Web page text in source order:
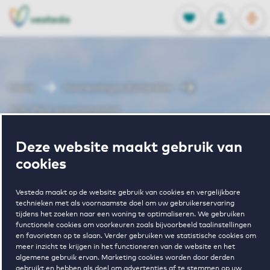
Deze website maakt gebruik van
cookies
Vesteda maakt op de website gebruik van cookies en vergelijkbare
technieken met als voornaamste doel om uw gebruikerservaring
tijdens het zoeken naar een woning te optimaliseren. We gebruiken
functionele cookies om voorkeuren zoals bijvoorbeeld taalinstellingen
en favorieten op te slaan. Verder gebruiken we statistische cookies om
meer inzicht te krijgen in het functioneren van de website en het
algemene gebruik ervan. Marketing cookies worden door derden
FAVORIETEN
Opgeslagen
INLOGGEN
NL
EN
Wonen in VOC
Plein
appartementen